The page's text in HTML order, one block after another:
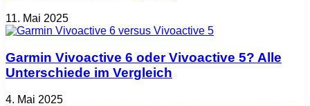
11. Mai 2025
Garmin Vivoactive 6 oder Vivoactive 5? Alle
Unterschiede im Vergleich
4. Mai 2025